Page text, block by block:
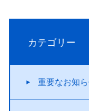
カテゴリー
重要なお知